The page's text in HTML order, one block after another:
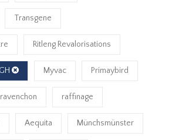
Transgene
Ritleng Revalorisations
Myvac Primaybird
raffinage
Aequita Münchsmünster